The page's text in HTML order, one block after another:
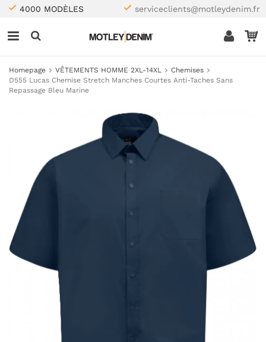
4000 MODÈLES serviceclients@motleydenim.fr
Homepage VÊTEMENTS HOMME 2XL-14XL
Chemises
D555 Lucas Chemise Stretch Manches Courtes Anti-Taches Sans
Repassage Bleu Marine